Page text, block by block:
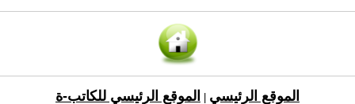
الموقع الرئيسي الموقع الرئيسي للكاتب-ة